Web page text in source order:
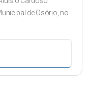
de Osório, no